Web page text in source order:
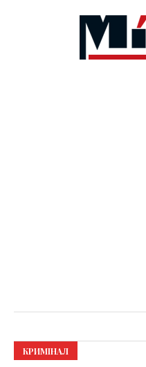
КРИМІНАЛ